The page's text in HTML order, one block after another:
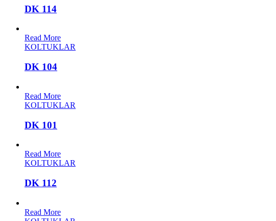
DK 114
Read More
KOLTUKLAR
DK 104
Read More
KOLTUKLAR
DK 101
Read More
KOLTUKLAR
DK 112
Read More